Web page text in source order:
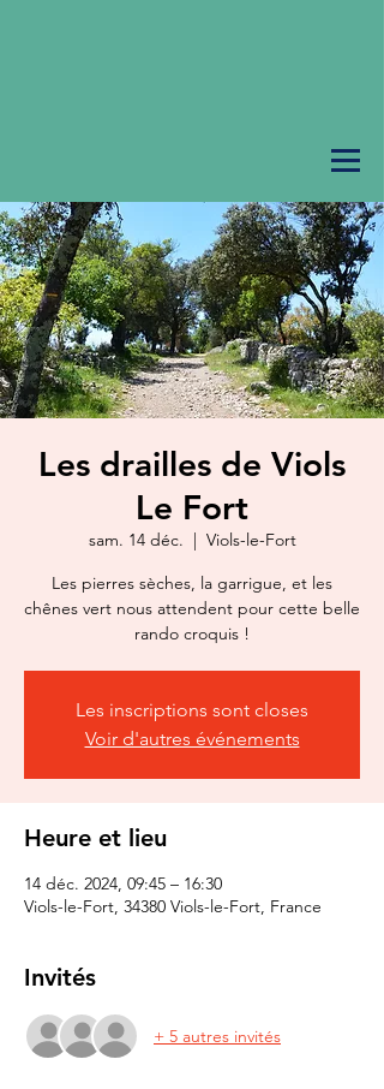
Les drailles de Viols
Le Fort
sam. 14 déc.
  |
Viols-le-Fort
Les pierres sèches, la garrigue, et les
chênes vert nous attendent pour cette belle
rando croquis !
Les inscriptions sont closes
Voir d'autres événements
Heure et lieu
14 déc. 2024, 09:45 – 16:30
Viols-le-Fort, 34380 Viols-le-Fort, France
Invités
+ 5 autres invités